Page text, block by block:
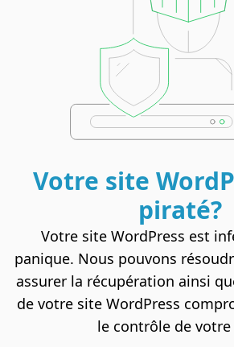
Votre site
piraté?
Votre site WordPress est
panique. Nous pouvons
assurer la récupération ainsi
de votre site WordPress
le contrôle de